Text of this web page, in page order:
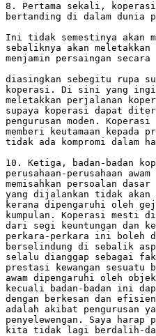
8. Pertama sekali,
bertanding di dalam dunia
Ini tidak semestinya akan
sebaliknya akan
menjamin persaingan
diasingkan sebegitu rupa
koperasi. Di sini yang
meletakkan perjalanan
supaya koperasi dapat
pengurusan moden.
memberi keutamaan kepada
tidak ada kompromi dalam
10. Ketiga, badan-badan
perusahaan-perusahaan
memisahkan persoalan
yang dijalankan tidak akan
kerana dipengaruhi oleh
kumpulan. Koperasi mesti
dari segi keuntungan dan
perkara-perkara ini boleh
berselindung di sebalik
selalu dianggap sebagai
prestasi kewangan sesuatu
awam dipengaruhi oleh
kecuali badan-badan ini
dengan berkesan dan
adalah akibat pengurusan
penyelewengan. Saya
kita tidak lagi berdalih-